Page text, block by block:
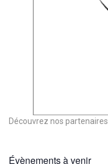
Découvrez nos partenaires
Évènements à venir